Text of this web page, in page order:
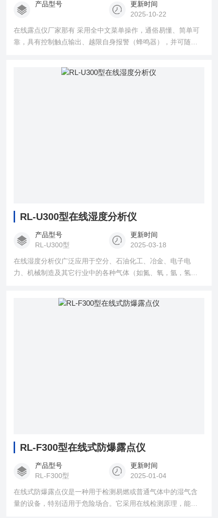
产品型号
更新时间
2025-10-22
在线露点仪厂家那有 采用全中文菜单操作，通俗易懂、简单可
靠，具有控制触点输出、越限自身报警（蜂鸣器），并可随意
RL-U300型在线湿度分析仪
产品型号
RL-U300型
更新时间
2025-03-18
在线湿度分析仪广泛应用于空分、石油化工、冶金、电子电
力、机械制造及其它行业中的各种气体（如氮、氧，氩，氢气
RL-F300型在线式防爆露点仪
产品型号
RL-F300型
更新时间
2025-01-04
在线式防爆露点仪是一种用于检测易燃或普通气体中的湿气含
量的设备，特别适用于危险场合。它采用在线检测原理，能够